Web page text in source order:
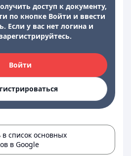
доступ к документу,
по кнопке Войти и ввести
Если у вас нет логина и
Войти
список основных
в Google